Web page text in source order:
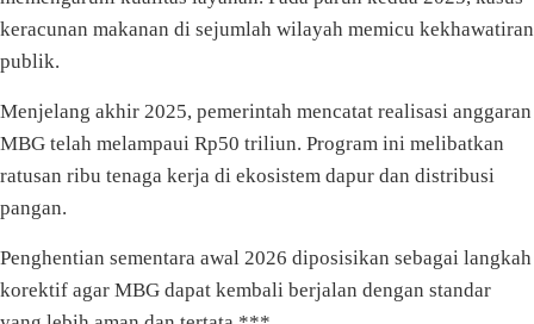
keracunan makanan di sejumlah wilayah memicu kekhawatiran
publik.
Menjelang akhir 2025, pemerintah mencatat realisasi anggaran
MBG telah melampaui Rp50 triliun. Program ini melibatkan
ratusan ribu tenaga kerja di ekosistem dapur dan distribusi
pangan.
Penghentian sementara awal 2026 diposisikan sebagai langkah
korektif agar MBG dapat kembali berjalan dengan standar